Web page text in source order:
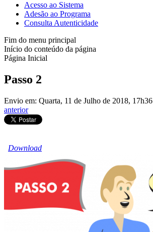
Acesso ao Sistema
Adesão ao Programa
Consulta Autenticidade
Fim do menu principal
Início do conteúdo da página
Página Inicial
Passo 2
Envio em: Quarta, 11 de Julho de 2018, 17h36
anterior
Download